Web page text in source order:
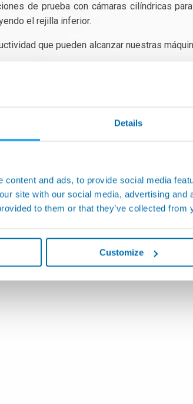
Details
content and ads, to provide social media
site with our social media, advertising
to them or that they’ve collected
Customize
de prueba con cámaras cilíndricas
el rejilla inferior.
que pueden alcanzar nuestras